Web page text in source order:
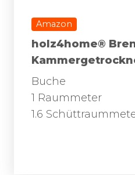
Amazon
holz4home®
Buche
1 Raummeter
1.6